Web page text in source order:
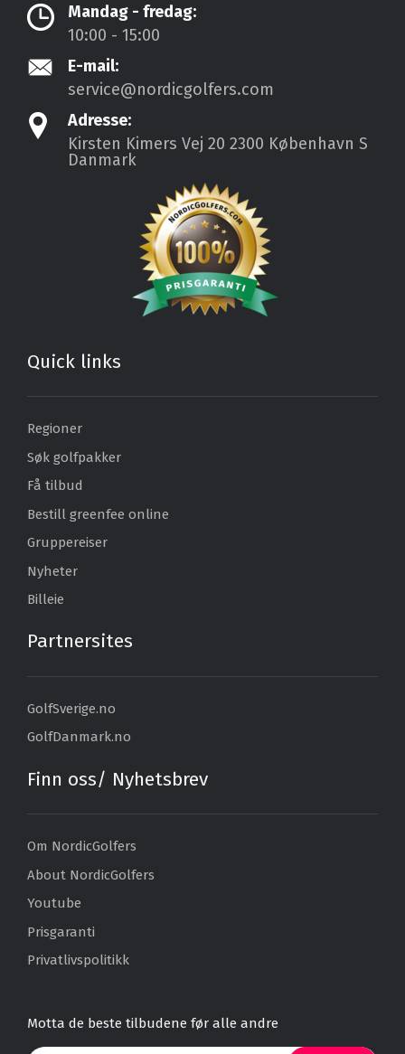
Mandag - fredag:
10:00 - 15:00
E-mail:
service@nordicgolfers.com
Adresse:
Kirsten Kimers Vej 20 2300 København S
Danmark
Quick links
Regioner
Søk golfpakker
Få tilbud
Bestill greenfee online
Gruppereiser
Nyheter
Billeie
Partnersites
GolfSverige.no
GolfDanmark.no
Finn oss/ Nyhetsbrev
Om NordicGolfers
About NordicGolfers
Youtube
Prisgaranti
Privatlivspolitikk
Motta de beste tilbudene før alle andre